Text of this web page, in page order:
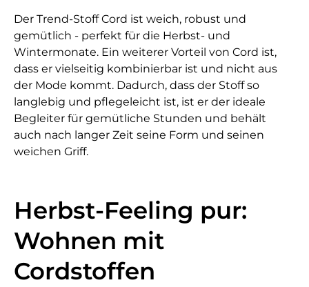
Der Trend-Stoff Cord ist weich, robust und
gemütlich - perfekt für die Herbst- und
Wintermonate. Ein weiterer Vorteil von Cord ist,
dass er vielseitig kombinierbar ist und nicht aus
der Mode kommt. Dadurch, dass der Stoff so
langlebig und pflegeleicht ist, ist er der ideale
Begleiter für gemütliche Stunden und behält
auch nach langer Zeit seine Form und seinen
weichen Griff.
Herbst-Feeling pur:
Wohnen mit
Cordstoffen